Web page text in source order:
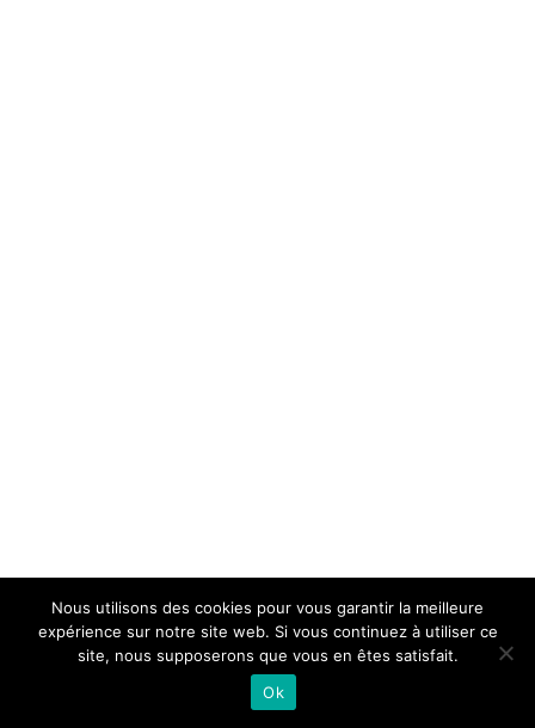
Nous utilisons des cookies pour vous garantir la meilleure
expérience sur notre site web. Si vous continuez à utiliser ce
site, nous supposerons que vous en êtes satisfait.
Ok